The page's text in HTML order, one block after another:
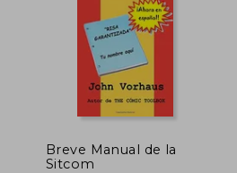
Breve Manual de la
Sitcom